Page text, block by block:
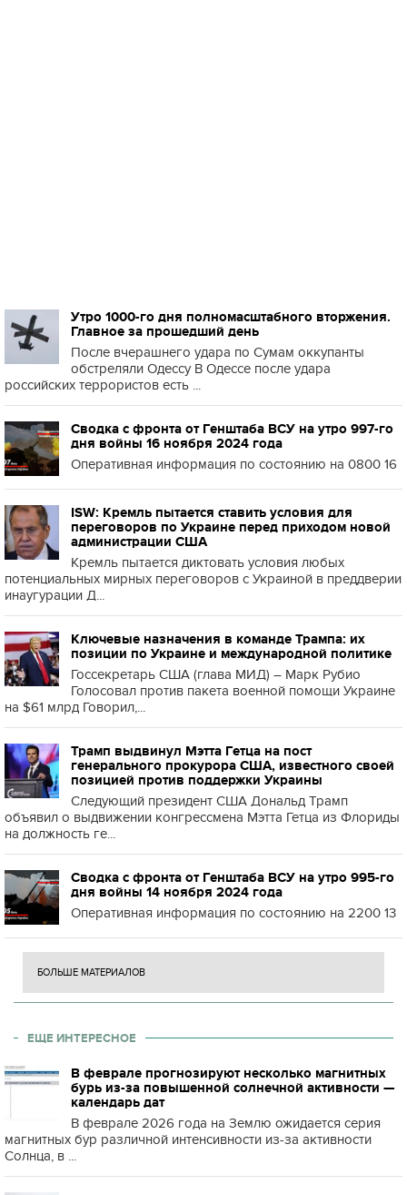
Утро 1000-го дня полномасштабного вторжения.
Главное за прошедший день
После вчерашнего удара по Сумам оккупанты
обстреляли Одессу В Одессе после удара
российских террористов есть ...
Сводка с фронта от Генштаба ВСУ на утро 997-го
дня войны 16 ноября 2024 года
Оперативная информация по состоянию на 0800 16
ISW: Кремль пытается ставить условия для
переговоров по Украине перед приходом новой
администрации США
Кремль пытается диктовать условия любых
потенциальных мирных переговоров с Украиной в преддверии
инаугурации Д...
Ключевые назначения в команде Трампа: их
позиции по Украине и международной политике
Госсекретарь США (глава МИД) – Марк Рубио
Голосовал против пакета военной помощи Украине
на $61 млрд Говорил,...
Трамп выдвинул Мэтта Гетца на пост
генерального прокурора США, известного своей
позицией против поддержки Украины
Следующий президент США Дональд Трамп
объявил о выдвижении конгрессмена Мэтта Гетца из Флориды
на должность ге...
Сводка с фронта от Генштаба ВСУ на утро 995-го
дня войны 14 ноября 2024 года
Оперативная информация по состоянию на 2200 13
БОЛЬШЕ МАТЕРИАЛОВ
ЕЩЕ ИНТЕРЕСНОЕ
В феврале прогнозируют несколько магнитных
бурь из-за повышенной солнечной активности —
календарь дат
В феврале 2026 года на Землю ожидается серия
магнитных бур различной интенсивности из-за активности
Солнца, в ...